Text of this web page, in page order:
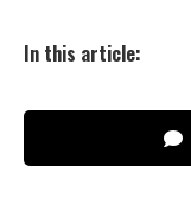
In this article: